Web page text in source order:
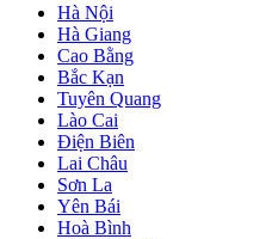
Hà Nội
Hà Giang
Cao Bằng
Bắc Kạn
Tuyên Quang
Lào Cai
Điện Biên
Lai Châu
Sơn La
Yên Bái
Hoà Bình